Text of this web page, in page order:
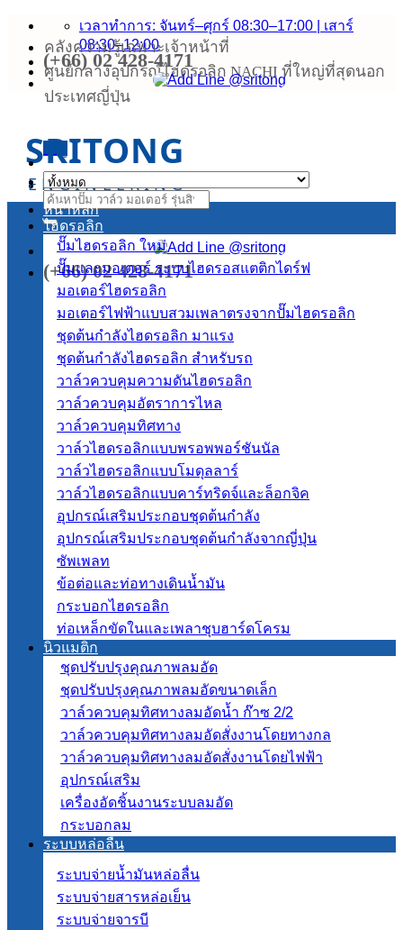
ข้าม
เนื้อหา
เวลาทำการ: จันทร์–ศุกร์ 08:30–17:00 | เสาร์
08:30–12:00
ศูนย์กลางอุปกรณ์ไฮดรอลิก NACHI ที่ใหญ่ที่สุดนอก
ประเทศญี่ปุ่น
คลังความรู้เฉพาะเจ้าหน้าที่
(+66) 02 428-4171
ENGINEERING
SRITONG
ค้นหา:
(+66) 02 428-4171
หน้าหลัก
ไฮดรอลิก
ปั๊มไฮดรอลิก
ปั๊มและมอเตอร์ ระบบไฮดรอสแตติกไดร์ฟ
มอเตอร์ไฮดรอลิก
มอเตอร์ไฟฟ้าแบบสวมเพลาตรงจากปั๊มไฮดรอลิก
ชุดต้นกำลังไฮดรอลิก
ชุดต้นกำลังไฮดรอลิก สำหรับรถ
วาล์วควบคุมความดันไฮดรอลิก
วาล์วควบคุมอัตราการไหล
วาล์วควบคุมทิศทาง
วาล์วไฮดรอลิกแบบพรอพพอร์ชันนัล
วาล์วไฮดรอลิกแบบโมดุลลาร์
วาล์วไฮดรอลิกแบบคาร์ทริดจ์และล็อกจิค
อุปกรณ์เสริมประกอบชุดต้นกำลัง
อุปกรณ์เสริมประกอบชุดต้นกำลังจากญี่ปุ่น
ซัพเพลท
ข้อต่อและท่อทางเดินน้ำมัน
กระบอกไฮดรอลิก
ท่อเหล็กขัดในและเพลาชุบฮาร์ดโครม
นิวแมติก
ชุดปรับปรุงคุณภาพลมอัด
ชุดปรับปรุงคุณภาพลมอัดขนาดเล็ก
วาล์วควบคุมทิศทางลมอัดน้ำ ก๊าซ 2/2
วาล์วควบคุมทิศทางลมอัดสั่งงานโดยทางกล
วาล์วควบคุมทิศทางลมอัดสั่งงานโดยไฟฟ้า
อุปกรณ์เสริม
เครื่องอัดชิ้นงานระบบลมอัด
กระบอกลม
ระบบหล่อลื่น
ระบบจ่ายน้ำมันหล่อลื่น
ระบบจ่ายสารหล่อเย็น
ระบบจ่ายจารบี